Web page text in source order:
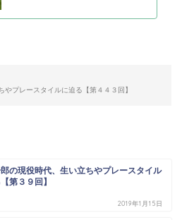
プレースタイルに迫る【第４４３回】
の現役時代、生い立ちやプレースタイル
第３９回】
2019年1月15日